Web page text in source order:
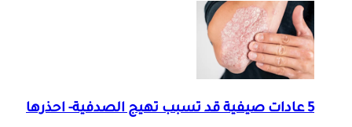
5 عادات صيفية قد تسبب تهيج الصدفية- احذرها